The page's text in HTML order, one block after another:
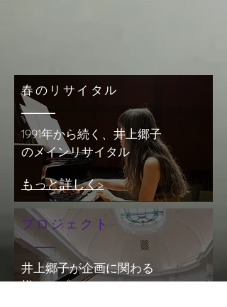
春のリサイタル
1991年から続く、井上郷子
のメインリサイタル
もっと詳しく>
プロジェクト
井上郷子が企画に関わる
様々なプロジェクト